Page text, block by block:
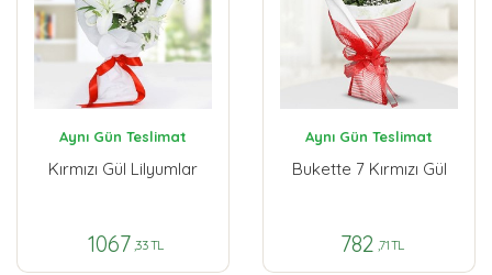
Aynı Gün Teslimat
Kırmızı Gül Lilyumlar
1067 ,33 TL
Aynı Gün Teslimat
Bukette 7 Kırmızı Gül
782 ,71 TL